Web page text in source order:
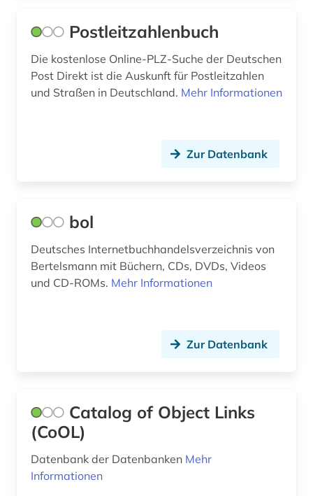
erschließung (2)
europa (7)
european neighbourhood instrument (1)
europäische technische bewertung (eta) (1)
evangelisch-lutherische landeskirche
mecklenburgs (1)
familienwappen (1)
Postleitzahlenbuch
Die kostenlose Online-PLZ-Suche der Deutschen
Post Direkt ist die Auskunft für Postleitzahlen
und Straßen in Deutschland. Mehr Informationen
Zur Datenbank
bol
Deutsches Internetbuchhandelsverzeichnis von
Bertelsmann mit Büchern, CDs, DVDs, Videos
und CD-ROMs. Mehr Informationen
Zur Datenbank
Catalog of Object Links
(CoOL)
Datenbank der Datenbanken Mehr
Informationen